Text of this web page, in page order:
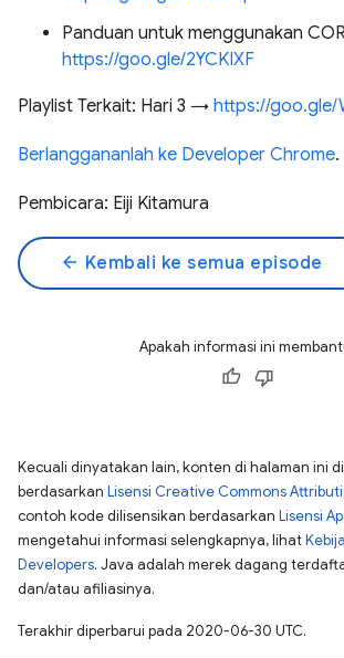
Panduan untuk menggunakan
https://goo.gle/2YCKIXF
Playlist Terkait: Hari 3 → https://goo.gle/
Berlanggananlah ke Developer Chrome.
Pembicara: Eiji Kitamura
arrow_back Kembali ke semua episode
Apakah informasi ini
Kecuali dinyatakan lain, konten di halaman ini
berdasarkan Lisensi Creative Commons
contoh kode dilisensikan berdasarkan Lisensi
mengetahui informasi selengkapnya, lihat
Developers. Java adalah merek dagang
dan/atau afiliasinya.
Terakhir diperbarui pada 2020-06-30 UTC.